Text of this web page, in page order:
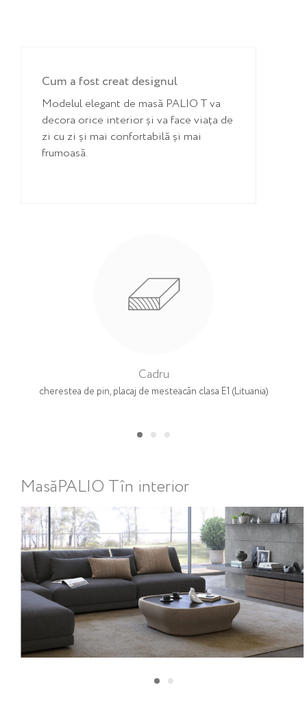
Cum a fost creat designul
Modelul elegant de masă PALIO T va
decora orice interior și va face viața de
zi cu zi și mai confortabilă și mai
frumoasă.
Cadru
cherestea de pin, placaj de mesteacăn clasa E1 (Lituania)
MasăPALIO Tîn interior